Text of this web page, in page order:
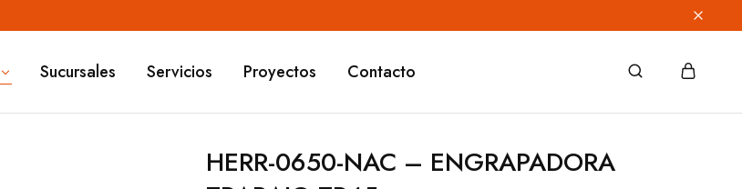
Sucursales Servicios Proyectos Contacto
HERR-0650-NAC – ENGRAPADORA